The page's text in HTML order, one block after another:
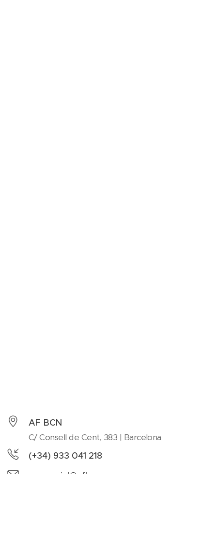
AF BCN
C/ Consell de Cent, 383 | Barcelona
(+34) 933 041 218
comercial@afbcn.com